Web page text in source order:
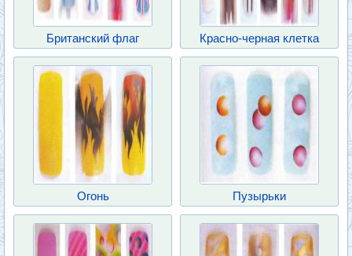
Британский флаг Красно-черная клетка
Огонь Пузырьки